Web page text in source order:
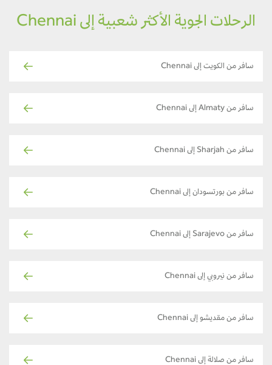
الرحلات الجوية الأكثر شعبية إلى Chennai
سافر من الكويت إلى Chennai
سافر من Almaty إلى Chennai
سافر من Sharjah إلى Chennai
سافر من بورتسودان إلى Chennai
سافر من Sarajevo إلى Chennai
سافر من نيروبي إلى Chennai
سافر من مقديشو إلى Chennai
سافر من صلالة إلى Chennai